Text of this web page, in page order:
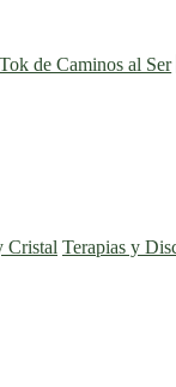
Cristal Terapias y